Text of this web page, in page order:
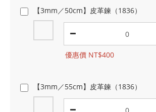
【3mm／50cm】皮革鍊（1836）
優惠價 NT$400
【3mm／55cm】皮革鍊（1836）